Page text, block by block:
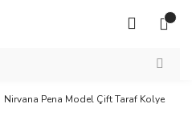
Nirvana Pena Model Çift Taraf Kolye